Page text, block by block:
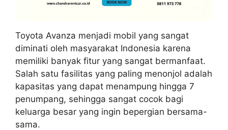
Toyota Avanza menjadi mobil yang sangat
diminati oleh masyarakat Indonesia karena
memiliki banyak fitur yang sangat bermanfaat.
Salah satu fasilitas yang paling menonjol adalah
kapasitas yang dapat menampung hingga 7
penumpang, sehingga sangat cocok bagi
keluarga besar yang ingin bepergian bersama-
sama.